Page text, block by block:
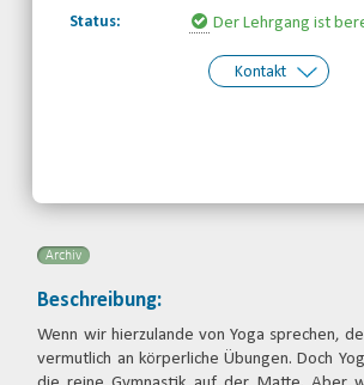
Status: Der Lehrgang ist
Kontakt
Archiv
Beschreibung:
Wenn wir hierzulande von Yoga sprechen,
vermutlich an körperliche Übungen. Doch